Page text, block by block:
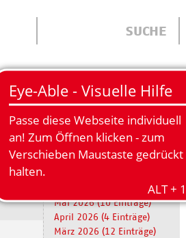
ÜBER UNS
Mai 2026 (10 Einträge)
April 2026 (4 Einträge)
März 2026 (12 Einträge)